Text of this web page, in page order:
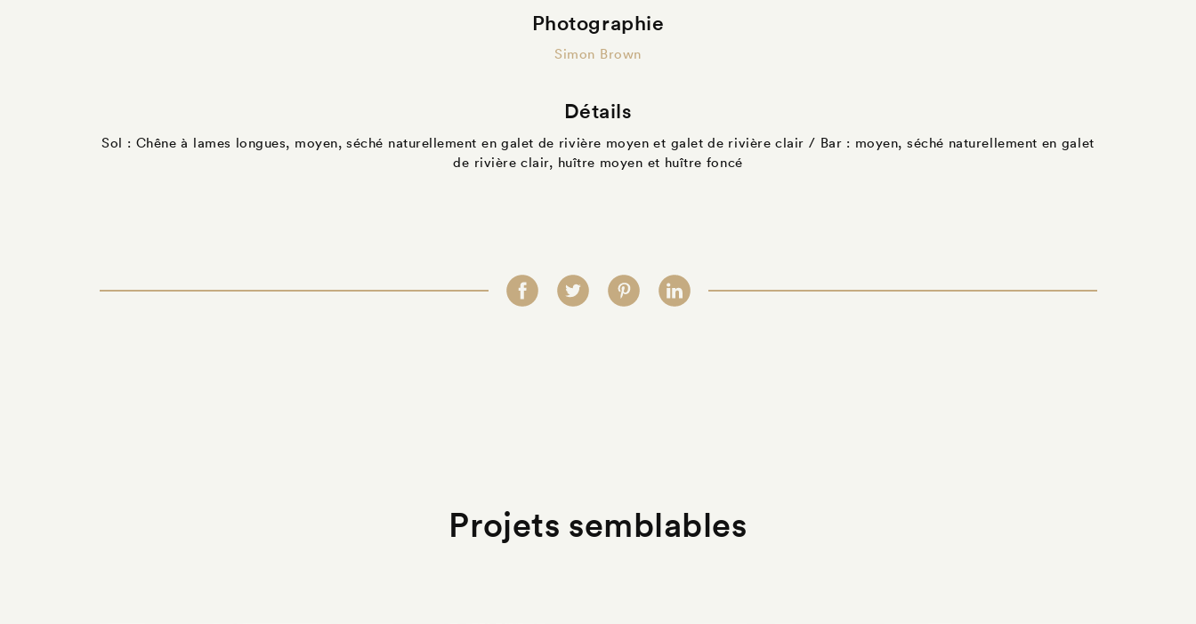
Photographie
Simon Brown
Détails
Sol : Chêne à lames longues, moyen, séché naturellement en galet de rivière moyen et galet de rivière clair / Bar : moyen, séché naturellement en galet
de rivière clair, huître moyen et huître foncé
Projets semblables